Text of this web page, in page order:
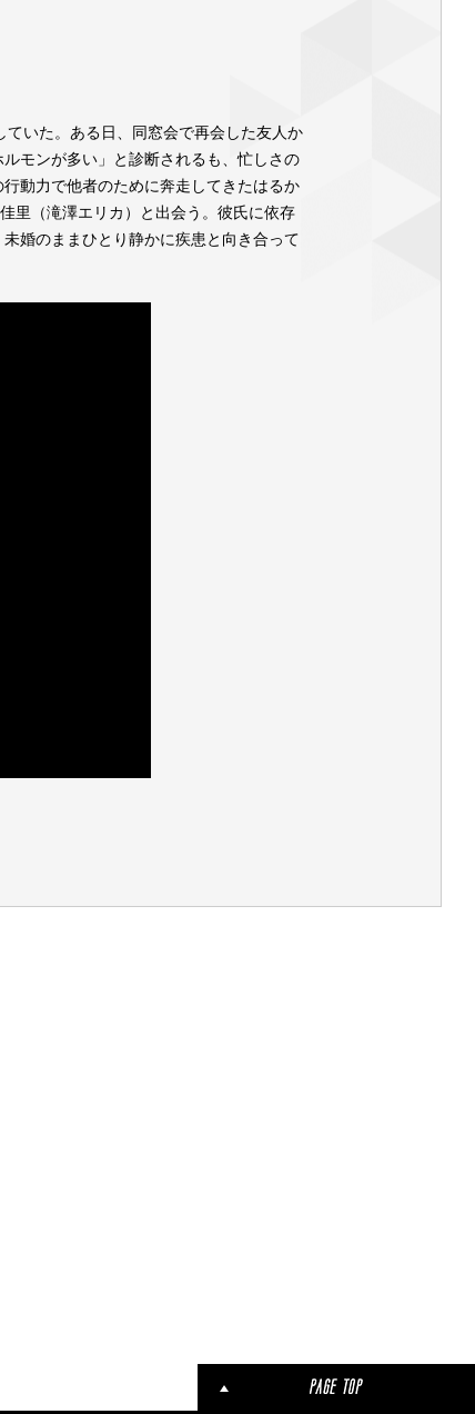
いた。ある日、同窓会で再会した友人か
モンが多い」と診断されるも、忙しさの
動力で他者のために奔走してきたはるか
⾥（滝澤エリカ）と出会う。彼氏に依存
婚のままひとり静かに疾患と向き合って